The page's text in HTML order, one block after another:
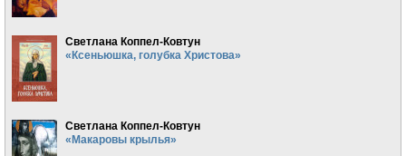
Светлана Коппел-Ковтун
«Ксеньюшка, голубка Христова»
Светлана Коппел-Ковтун
«Макаровы крылья»